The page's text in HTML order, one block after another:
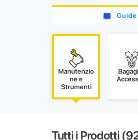
Manutenzio
ne e
Strumenti
Tutti i Prodotti (